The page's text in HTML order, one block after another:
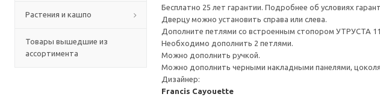
Растения и кашпо
Товары вышедшие из
ассортимента
Бесплатно 25 лет гарантии. Подробнее об условиях
Дверцу можно установить справа или слева.
Дополните петлями со встроенным стопором УТРУСТА
Необходимо дополнить 2 петлями.
Можно дополнить ручкой.
Можно дополнить черными накладными панелями,
Дизайнер:
Francis Cayouette